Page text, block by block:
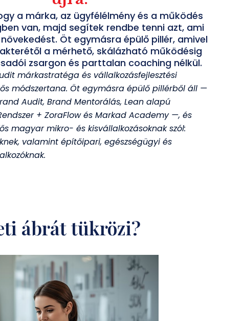
a márka, az ügyfélélmény és a működés
van, majd segítek rendbe tenni azt, ami
Öt egymásra épülő pillér, amivel
a mérhető, skálázható működésig
zsargon és parttalan coaching nélkül.
márkastratéga és vállalkozásfejlesztési
módszertana. Öt egymásra épülő pillérből áll —
Audit, Brand Mentorálás, Lean alapú
+ ZoraFlow és Markad Academy —, és
magyar mikro- és kisvállalkozásoknak szól:
valamint építőipari, egészségügyi és
ábrát tükrözi?